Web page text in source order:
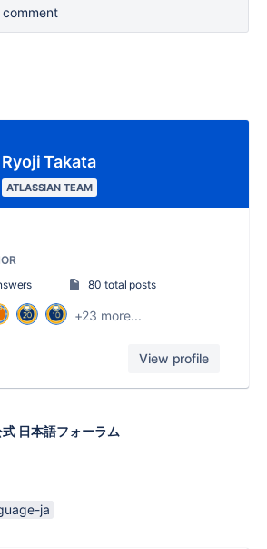
comment
Ryoji Takata
ATLASSIAN TEAM
80 total posts
+23 more...
View profile
日本語フォーラム
ja